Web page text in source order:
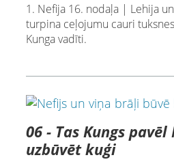
1. Nefija 16. nodaļa | Lehija
turpina ceļojumu cauri
Kunga vadīti.
06 - Tas Kungs
uzbūvēt kuģi